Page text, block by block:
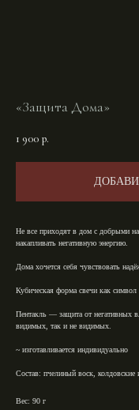
«Защита Дома»
1 900 р.
Не все приходят в дом с добрыми
накапливать негативную энергию.
Дома хочется себя чувствовать
Кубическая форма свечи как символ
Пентакль — защита от негативных
видимых, так и не видимых.⁣⁣
~ изготавливается индивидуально
Состав: пчелиный воск, колдовские
Вес: 90 г